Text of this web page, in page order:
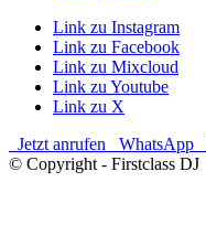
Link zu Instagram
Link zu Facebook
Link zu Mixcloud
Link zu Youtube
Link zu X
Jetzt anrufen
WhatsApp
© Copyright - Firstclass DJ